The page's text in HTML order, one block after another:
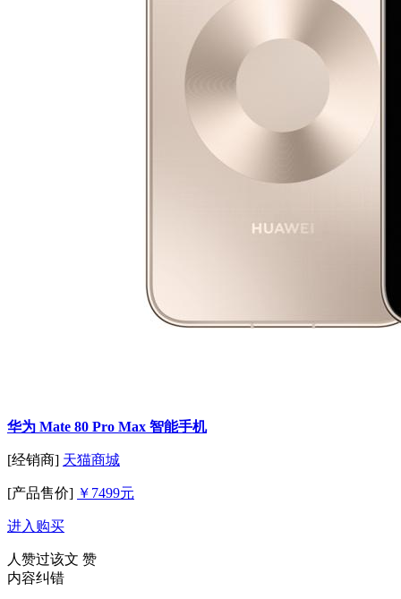
华为 Mate 80 Pro Max 智能手机
[经销商] 天猫商城
[产品售价] ￥7499元
进入购买
人赞过该文 赞
内容纠错